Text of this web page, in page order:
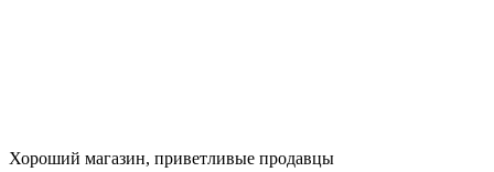
Хороший магазин, приветливые продавцы